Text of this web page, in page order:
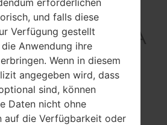
Tab A
LTE
und falls diese
Verfügung gestellt
Anwendung ihre
Wenn in diesem
angegeben wird, dass
sind, können
Daten nicht ohne
auf die Verfügbarkeit oder